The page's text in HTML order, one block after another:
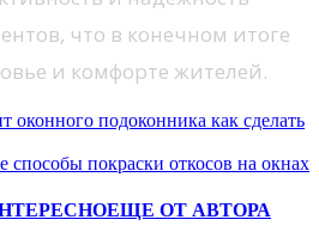
что в конечном итоге
и комфорте жителей.
оконного подоконника как сделать
способы покраски откосов на окнах
ЕЩЕ ОТ АВТОРА